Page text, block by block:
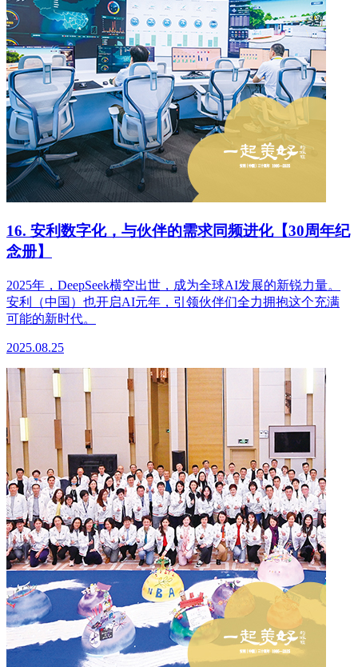
16. 安利数字化，与伙伴的需求同频进化【30周年纪
念册】
2025年，DeepSeek横空出世，成为全球AI发展的新锐力量。
安利（中国）也开启AI元年，引领伙伴们全力拥抱这个充满
可能的新时代。
2025.08.25